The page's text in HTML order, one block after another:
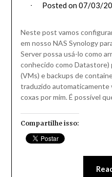
Posted on07/03/
Neste post vamos
em nosso NAS Synology
Server possa usá-lo como
conhecido como Datastore)
(VMs) e backups de
traduzido automaticamente
coxas por mim. É possível
Compartilhe isso: